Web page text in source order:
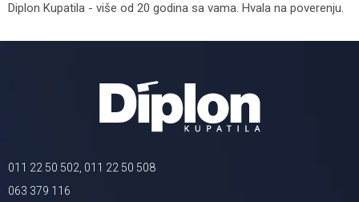
Diplon Kupatila - više od 20 godina sa vama. Hvala na poverenju.
011 22 50 502, 011 22 50 508
063 379 116